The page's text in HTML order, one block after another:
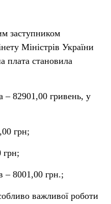
заступником
Міністрів України
плата становила
– 82901,00 гривень, у
грн;
грн;
– 8001,00 грн.;
важливої роботи